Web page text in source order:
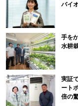
バイ
手を
水耕
実証
ート
倍の